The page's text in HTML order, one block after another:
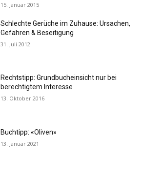
15. Januar 2015
Schlechte Gerüche im Zuhause: Ursachen,
Gefahren & Beseitigung
31. Juli 2012
Rechtstipp: Grundbucheinsicht nur bei
berechtigtem Interesse
13. Oktober 2016
Buchtipp: «Oliven»
13. Januar 2021